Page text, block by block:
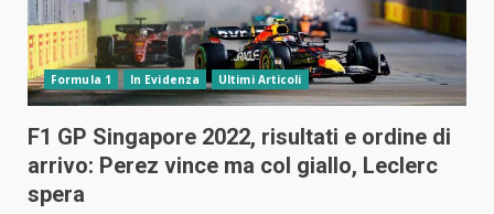
Formula 1 In Evidenza Ultimi Articoli
F1 GP Singapore 2022, risultati e ordine di
arrivo: Perez vince ma col giallo, Leclerc
spera